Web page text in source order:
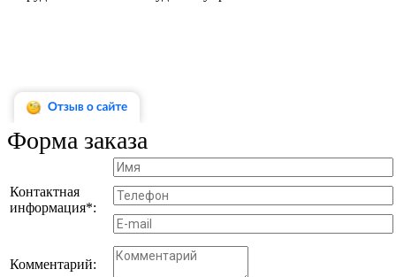
Форма заказа
Контактная
информация*:
Комментарий: